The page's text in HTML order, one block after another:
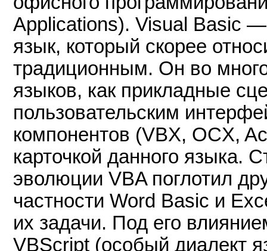
Applications). Visual Basic
язык, который скорее
традиционным. Он во
языков, как прикладные
пользовательским
компонентов (VBX, OCX,
карточкой данного языка.
эволюции VBA поглотил
частности Word Basic и
их задачи. Под его
VBScript (особый диалект